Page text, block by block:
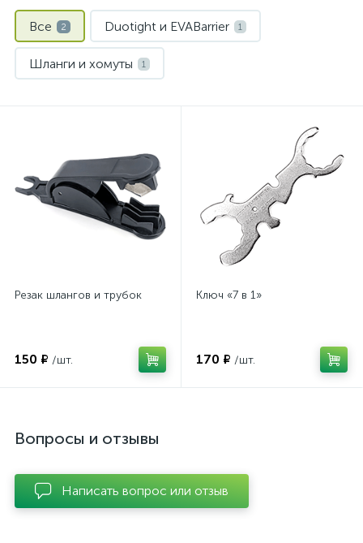
Все 2 Duotight и EVABarrier 1
Шланги и хомуты 1
Резак шлангов и трубок
150 ₽ /шт.
Ключ «7 в 1»
170 ₽ /шт.
Вопросы и отзывы
Написать вопрос или отзыв